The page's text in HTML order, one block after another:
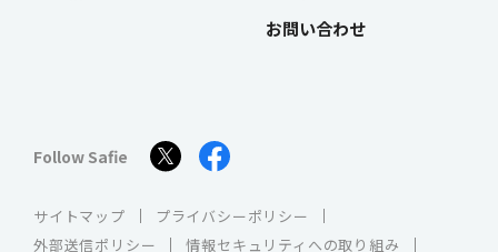
お問い合わせ
Follow Safie
サイトマップ
プライバシーポリシー
外部送信ポリシー
情報セキュリティへの取り組み